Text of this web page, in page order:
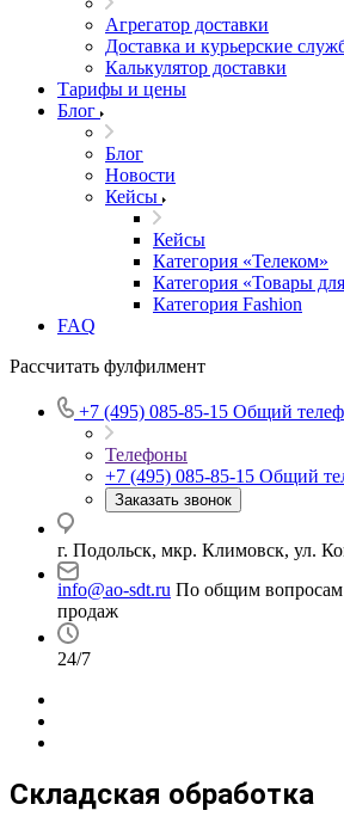
Агрегатор доставки
Доставка и курьерские
Калькулятор доставки
Тарифы и цены
Блог
Блог
Новости
Кейсы
Кейсы
Категория «Телеком»
Категория «Товары
Категория Fashion
FAQ
Рассчитать фулфилмент
+7 (495) 085-85-15 Общий
Телефоны
+7 (495) 085-85-15 Общий
Заказать звонок
г. Подольск, мкр. Климовск, ул.
info@ao-sdt.ru По общим вопросам
продаж
24/7
Складская обработка